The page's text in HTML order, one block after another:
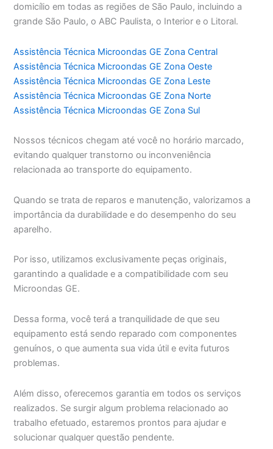
domicílio em todas as regiões de São Paulo, incluindo a
grande São Paulo, o ABC Paulista, o Interior e o Litoral.
Assistência Técnica Microondas GE Zona Central
Assistência Técnica Microondas GE Zona Oeste
Assistência Técnica Microondas GE Zona Leste
Assistência Técnica Microondas GE Zona Norte
Assistência Técnica Microondas GE Zona Sul
Nossos técnicos chegam até você no horário marcado,
evitando qualquer transtorno ou inconveniência
relacionada ao transporte do equipamento.
Quando se trata de reparos e manutenção, valorizamos a
importância da durabilidade e do desempenho do seu
aparelho.
Por isso, utilizamos exclusivamente peças originais,
garantindo a qualidade e a compatibilidade com seu
Microondas GE.
Dessa forma, você terá a tranquilidade de que seu
equipamento está sendo reparado com componentes
genuínos, o que aumenta sua vida útil e evita futuros
problemas.
Além disso, oferecemos garantia em todos os serviços
realizados. Se surgir algum problema relacionado ao
trabalho efetuado, estaremos prontos para ajudar e
solucionar qualquer questão pendente.